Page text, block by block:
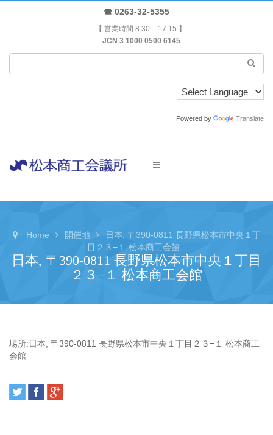
☎ 0263-32-5355
【 営業時間 8:30 – 17:15 】
JCN 3 1000 0500 6145
Powered by Translate
Home 開催地
日本, 〒390-0811 長野県松本市中央１丁
目２３−１ 松本商工会館
日本, 〒390-0811 長野県松本市中央１丁目
２３−１ 松本商工会館
場所:日本, 〒390-0811 長野県松本市中央１丁目２３−１ 松本商工
会館